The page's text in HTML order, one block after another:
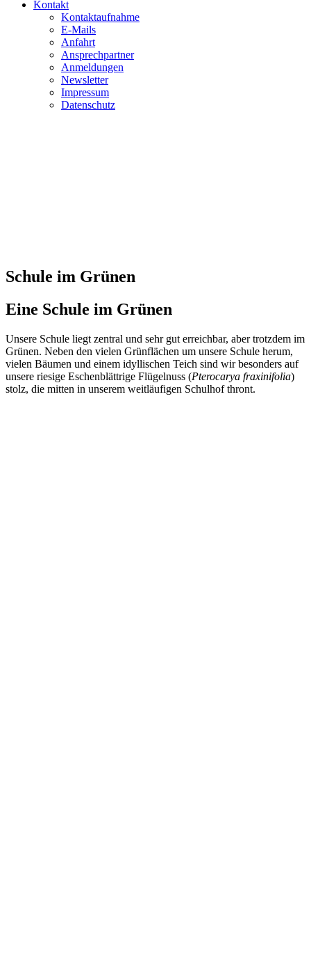
Kontakt
Kontaktaufnahme
E-Mails
Anfahrt
Ansprechpartner
Anmeldungen
Newsletter
Impressum
Datenschutz
Schule im Grünen
Eine Schule im Grünen
Unsere Schule liegt zentral und sehr gut erreichbar, aber trotzdem im
Grünen. Neben den vielen Grünflächen um unsere Schule herum,
vielen Bäumen und einem idyllischen Teich sind wir besonders auf
unsere riesige Eschenblättrige Flügelnuss (Pterocarya fraxinifolia)
stolz, die mitten in unserem weitläufigen Schulhof thront.